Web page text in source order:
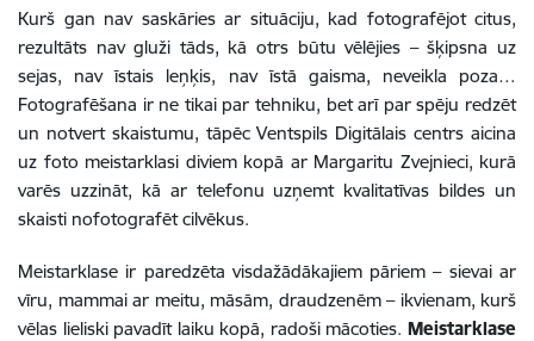
Kurš gan nav saskāries ar situāciju, kad fotografējot citus,
rezultāts nav gluži tāds, kā otrs būtu vēlējies – šķipsna uz
sejas, nav īstais leņķis, nav īstā gaisma, neveikla poza…
Fotografēšana ir ne tikai par tehniku, bet arī par spēju redzēt
un notvert skaistumu, tāpēc Ventspils Digitālais centrs aicina
uz foto meistarklasi diviem kopā ar Margaritu Zvejnieci, kurā
varēs uzzināt, kā ar telefonu uzņemt kvalitatīvas bildes un
skaisti nofotografēt cilvēkus.
Meistarklase ir paredzēta visdažādākajiem pāriem – sievai ar
vīru, mammai ar meitu, māsām, draudzenēm – ikvienam, kurš
vēlas lieliski pavadīt laiku kopā, radoši mācoties. Meistarklase